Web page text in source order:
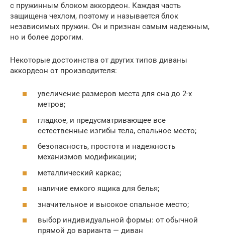
с пружинным блоком аккордеон. Каждая часть
защищена чехлом, поэтому и называется блок
независимых пружин. Он и признан самым надежным,
но и более дорогим.
Некоторые достоинства от других типов диваны
аккордеон от производителя:
увеличение размеров места для сна до 2-х
метров;
гладкое, и предусматривающее все
естественные изгибы тела, спальное место;
безопасность, простота и надежность
механизмов модификации;
металлический каркас;
наличие емкого ящика для белья;
значительное и высокое спальное место;
выбор индивидуальной формы: от обычной
прямой до варианта — диван